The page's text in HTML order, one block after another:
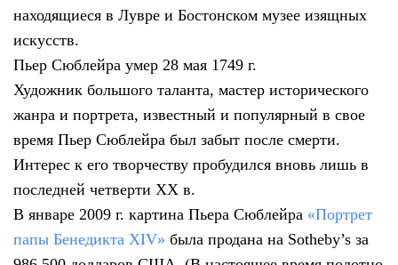
находящиеся в Лувре и Бостонском музее изящных
искусств.
Пьер Сюблейра умер 28 мая 1749 г.
Художник большого таланта, мастер исторического
жанра и портрета, известный и популярный в свое
время Пьер Сюблейра был забыт после смерти.
Интерес к его творчеству пробудился вновь лишь в
последней четверти XX в.
В январе 2009 г. картина Пьера Сюблейра «Портрет
папы Бенедикта XIV» была продана на Sotheby’s за